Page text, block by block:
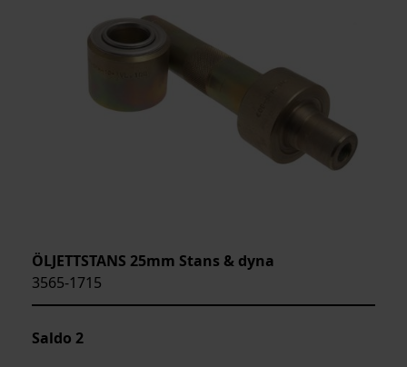
ÖLJETTSTANS 25mm Stans & dyna
3565-1715
Saldo 2